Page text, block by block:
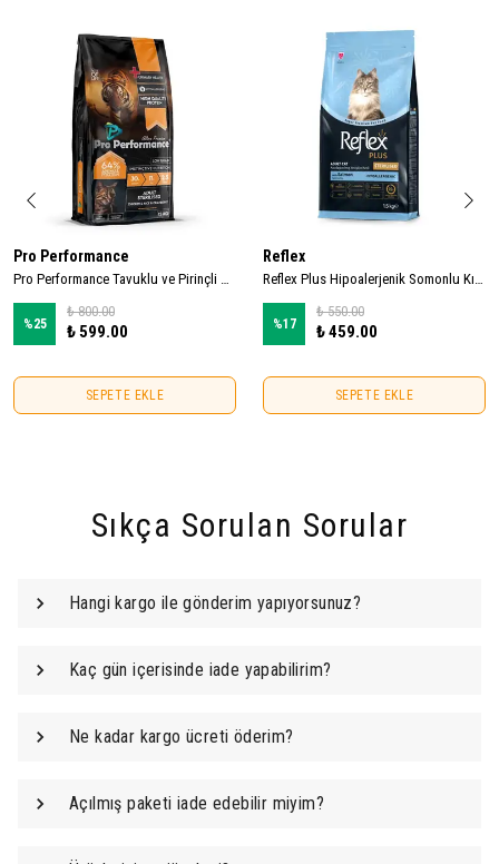
Pro Performance
Pro Performance Tavuklu ve Pirinçli Kısırlaştırılmış Kedi Maması 2kg
%25
₺ 800.00
₺ 599.00
SEPETE EKLE
Reflex
Reflex Plus Hipoalerjenik Somonlu Kısırlaştırılmış Kedi Maması 1,5kg
%17
₺ 550.00
₺ 459.00
SEPETE EKLE
Sıkça Sorulan Sorular
Hangi kargo ile gönderim yapıyorsunuz?
Kaç gün içerisinde iade yapabilirim?
Ne kadar kargo ücreti öderim?
Açılmış paketi iade edebilir miyim?